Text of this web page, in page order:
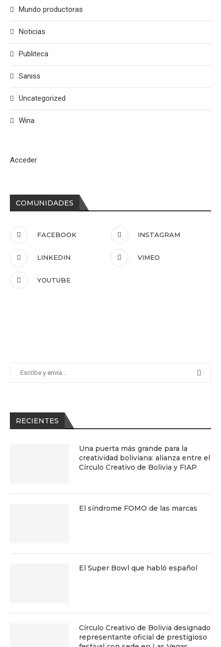
COMUNIDADES
FACEBOOK INSTAGRAM
LINKEDIN VIMEO
YOUTUBE
RECIENTES
Una puerta más grande para la
creatividad boliviana: alianza entre el
Círculo Creativo de Bolivia y FIAP
El síndrome FOMO de las marcas
El Super Bowl que habló español
Círculo Creativo de Bolivia designado
representante oficial de prestigioso
Mundo productoras
Noticias
Publiteca
Saniss
Uncategorized
Wina
Acceder